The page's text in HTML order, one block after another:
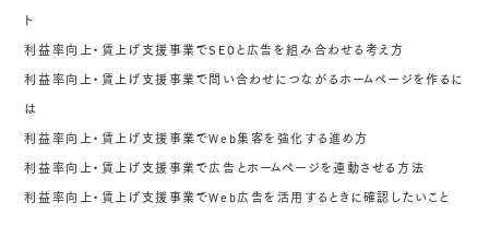
ト
利益率向上・賃上げ支援事業でSEOと広告を組み合わせる考え方
利益率向上・賃上げ支援事業で問い合わせにつながるホームページを作るに
は
利益率向上・賃上げ支援事業でWeb集客を強化する進め方
利益率向上・賃上げ支援事業で広告とホームページを連動させる方法
利益率向上・賃上げ支援事業でWeb広告を活用するときに確認したいこと